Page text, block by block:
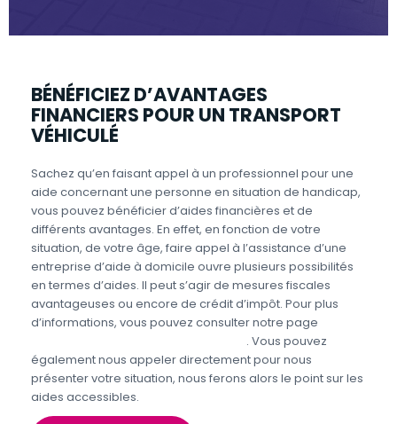
BÉNÉFICIEZ D’AVANTAGES
FINANCIERS POUR UN TRANSPORT
VÉHICULÉ
Sachez qu’en faisant appel à un professionnel pour une
aide concernant une personne en situation de handicap,
vous pouvez bénéficier d’aides financières et de
différents avantages. En effet, en fonction de votre
situation, de votre âge, faire appel à l’assistance d’une
entreprise d’aide à domicile ouvre plusieurs possibilités
en termes d’aides. Il peut s’agir de mesures fiscales
avantageuses ou encore de crédit d’impôt. Pour plus
d’informations, vous pouvez consulter notre page
. Vous pouvez
également nous appeler directement pour nous
présenter votre situation, nous ferons alors le point sur les
aides accessibles.